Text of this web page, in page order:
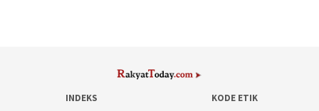
INDEKS
KODE ETIK